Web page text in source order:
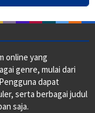
online yang
genre, mulai dari
dapat
serta berbagai judul
saja.